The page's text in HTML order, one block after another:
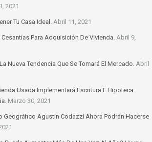
2021
Tu Casa Ideal. Abril 11, 2021
Cesantías Para Adquisición De Vivienda. Abril 9,
Nueva Tendencia Que Se Tomará El Mercado. Abril
Usada Implementará Escritura E Hipoteca
Marzo 30, 2021
Geográfico Agustín Codazzi Ahora Podrán Hacerse